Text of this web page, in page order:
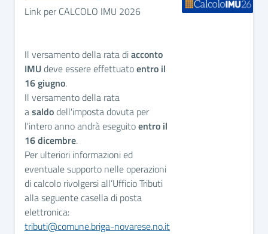
Link per CALCOLO IMU 2026
Il versamento della rata diacconto
IMUdeve essere effettuatoentro il
16 giugno.
Il versamento della rata
asaldodell'imposta dovuta per
l'intero anno andrà eseguitoentro il
16 dicembre.
Per ulteriori informazioni ed
eventuale supporto nelle operazioni
di calcolo rivolgersi all’Ufficio Tributi
alla seguente casella di posta
elettronica:
tributi@comune.briga-novarese.no.it